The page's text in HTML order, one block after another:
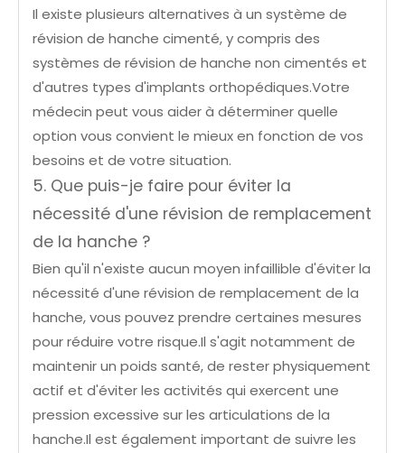
Il existe plusieurs alternatives à un système de
révision de hanche cimenté, y compris des
systèmes de révision de hanche non cimentés et
d'autres types d'implants orthopédiques.Votre
médecin peut vous aider à déterminer quelle
option vous convient le mieux en fonction de vos
besoins et de votre situation.
5. Que puis-je faire pour éviter la
nécessité d'une révision de remplacement
de la hanche ?
Bien qu'il n'existe aucun moyen infaillible d'éviter la
nécessité d'une révision de remplacement de la
hanche, vous pouvez prendre certaines mesures
pour réduire votre risque.Il s'agit notamment de
maintenir un poids santé, de rester physiquement
actif et d'éviter les activités qui exercent une
pression excessive sur les articulations de la
hanche.Il est également important de suivre les